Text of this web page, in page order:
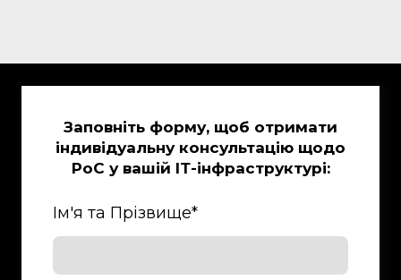
Заповніть форму, щоб отримати
індивідуальну консультацію щодо
PoC у вашій ІТ-інфраструктурі:
Ім'я та Прізвище*